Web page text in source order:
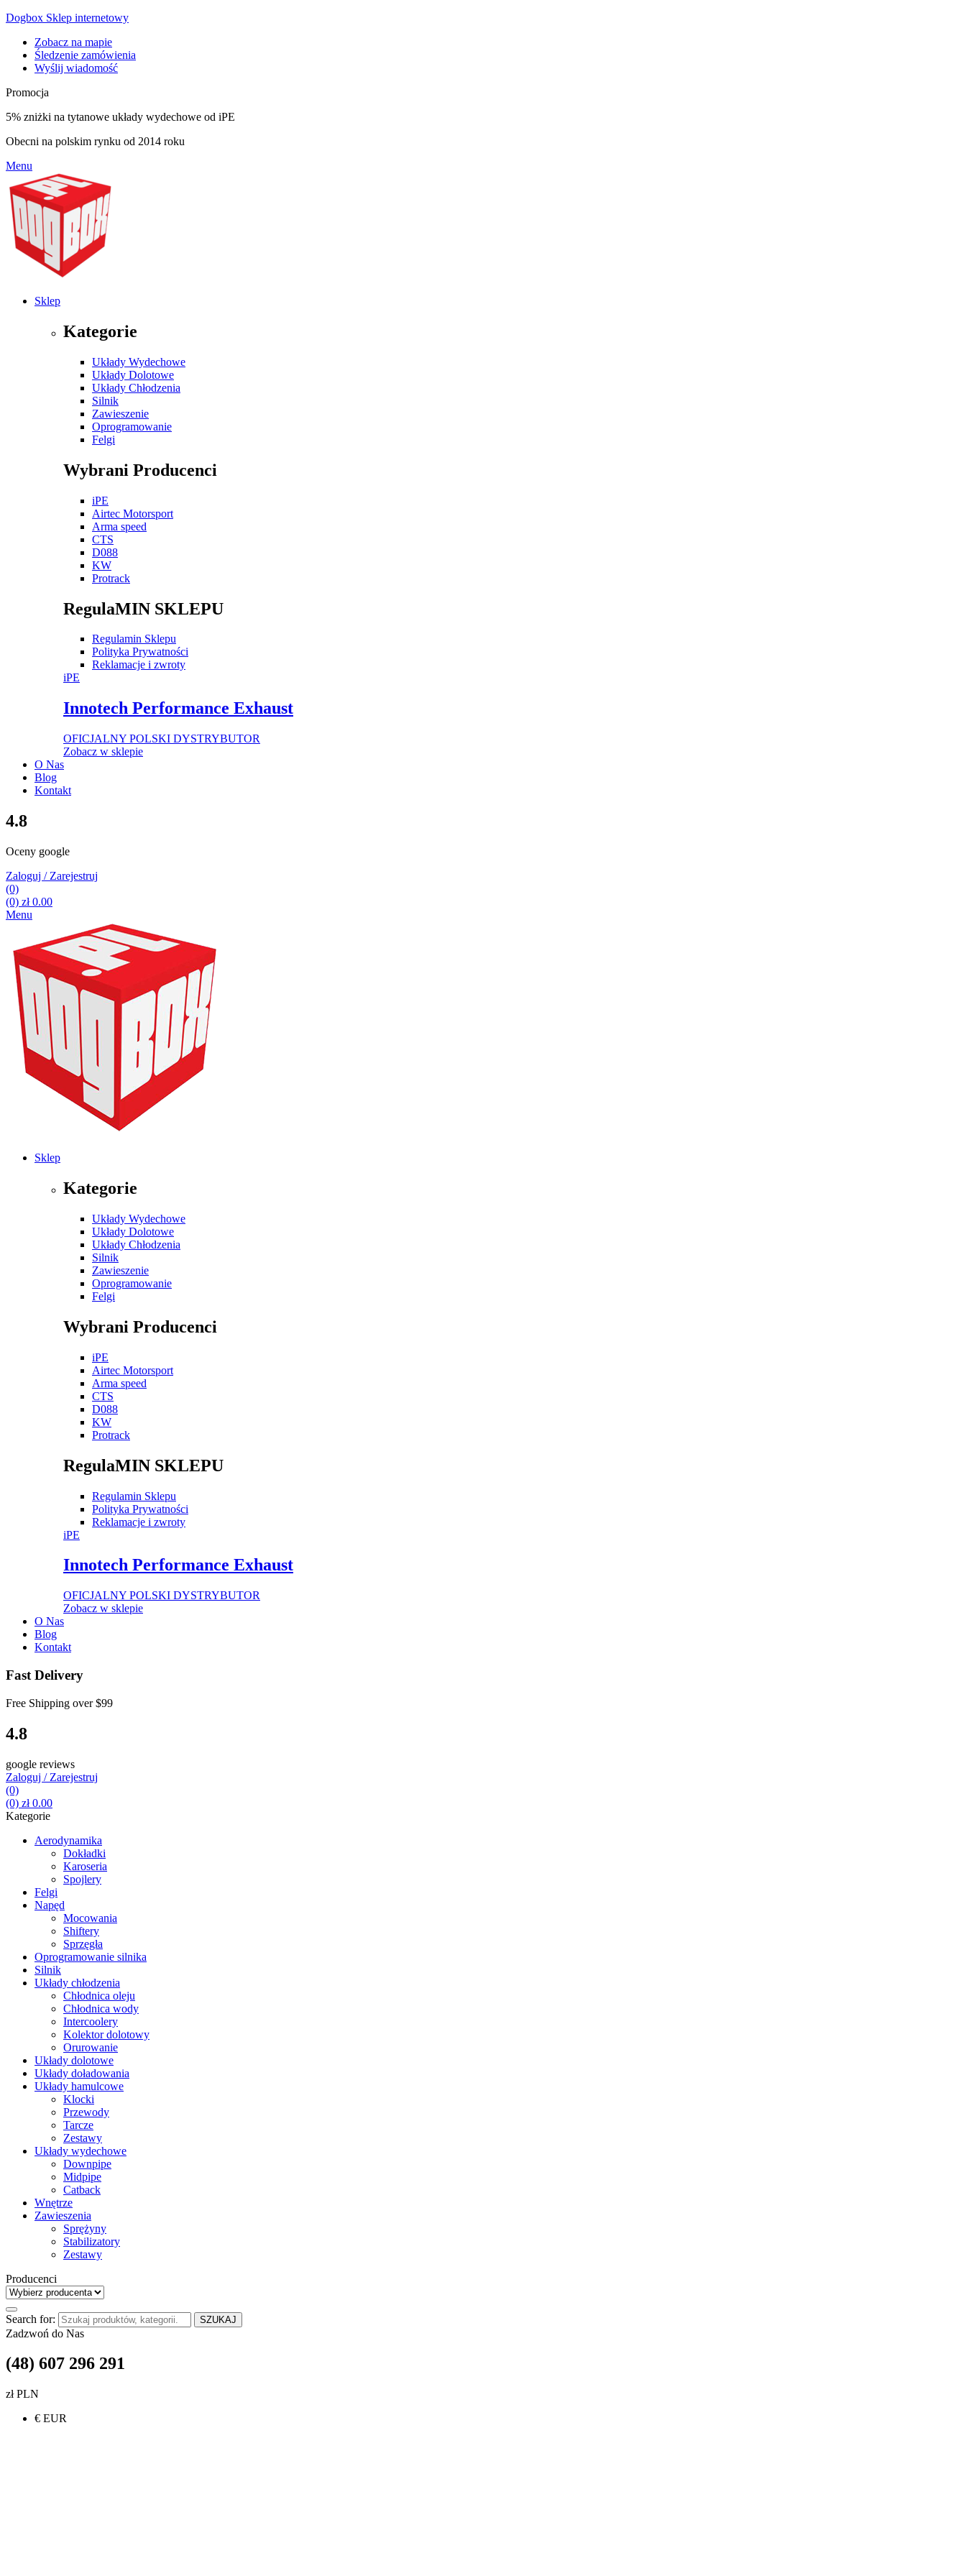
Dogbox Sklep internetowy
Zobacz na mapie
Śledzenie zamówienia
Wyślij wiadomość
Promocja
5% zniżki na tytanowe układy wydechowe od iPE
Obecni na polskim rynku od 2014 roku
Menu
Sklep
Kategorie
Układy Wydechowe
Układy Dolotowe
Układy Chłodzenia
Silnik
Zawieszenie
Oprogramowanie
Felgi
Wybrani Producenci
iPE
Airtec Motorsport
Arma speed
CTS
D088
KW
Protrack
RegulaMIN SKLEPU
Regulamin Sklepu
Polityka Prywatności
Reklamacje i zwroty
iPE
Innotech Performance Exhaust
OFICJALNY POLSKI DYSTRYBUTOR
Zobacz w sklepie
O Nas
Blog
Kontakt
4.8
Oceny google
Zaloguj / Zarejestruj
(0)
(0) zł0.00
Menu
Sklep
Kategorie
Układy Wydechowe
Układy Dolotowe
Układy Chłodzenia
Silnik
Zawieszenie
Oprogramowanie
Felgi
Wybrani Producenci
iPE
Airtec Motorsport
Arma speed
CTS
D088
KW
Protrack
RegulaMIN SKLEPU
Regulamin Sklepu
Polityka Prywatności
Reklamacje i zwroty
iPE
Innotech Performance Exhaust
OFICJALNY POLSKI DYSTRYBUTOR
Zobacz w sklepie
O Nas
Blog
Kontakt
Fast Delivery
Free Shipping over$99
4.8
google reviews
Zaloguj / Zarejestruj
(0)
(0) zł0.00
Kategorie
Aerodynamika
Dokładki
Karoseria
Spojlery
Felgi
Napęd
Mocowania
Shiftery
Sprzęgła
Oprogramowanie silnika
Silnik
Układy chłodzenia
Chłodnica oleju
Chłodnica wody
Intercoolery
Kolektor dolotowy
Orurowanie
Układy dolotowe
Układy doładowania
Układy hamulcowe
Klocki
Przewody
Tarcze
Zestawy
Układy wydechowe
Downpipe
Midpipe
Catback
Wnętrze
Zawieszenia
Sprężyny
Stabilizatory
Zestawy
Producenci
Search for: SZUKAJ
Zadzwoń do Nas
(48) 607 296 291
zł PLN
€ EUR